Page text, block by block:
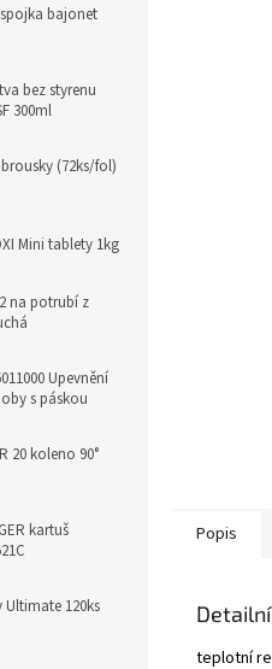
bajonet
bez styrenu
300ml
(72ks/fol)
Mini tablety 1kg
na potrubí z
Upevnění
s páskou
20 koleno 90°
kartuš
Ultimate 120ks
Popis
teplotní